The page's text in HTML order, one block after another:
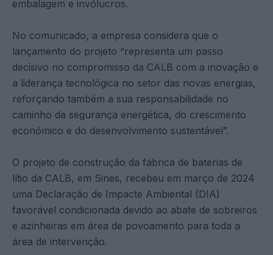
embalagem e invólucros.
No comunicado, a empresa considera que o
lançamento do projeto “representa um passo
decisivo no compromisso da CALB com a inovação e
a liderança tecnológica no setor das novas energias,
reforçando também a sua responsabilidade no
caminho da segurança energética, do crescimento
económico e do desenvolvimento sustentável”.
O projeto de construção da fábrica de baterias de
lítio da CALB, em Sines, recebeu em março de 2024
uma Declaração de Impacte Ambiental (DIA)
favorável condicionada devido ao abate de sobreiros
e azinheiras em área de povoamento para toda a
área de intervenção.